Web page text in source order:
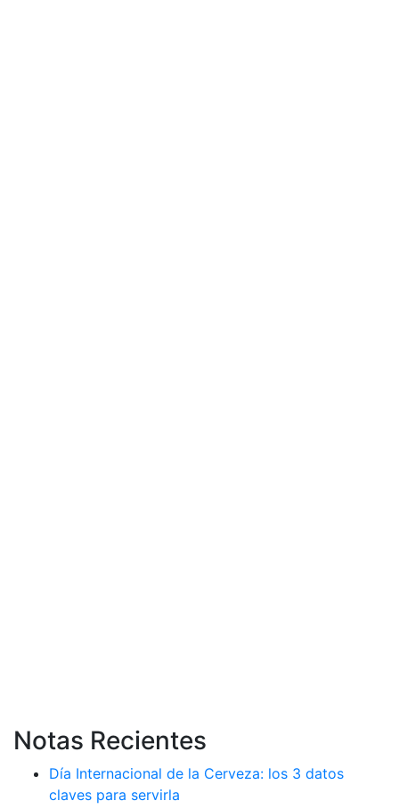
Notas Recientes
Día Internacional de la Cerveza: los 3 datos
claves para servirla